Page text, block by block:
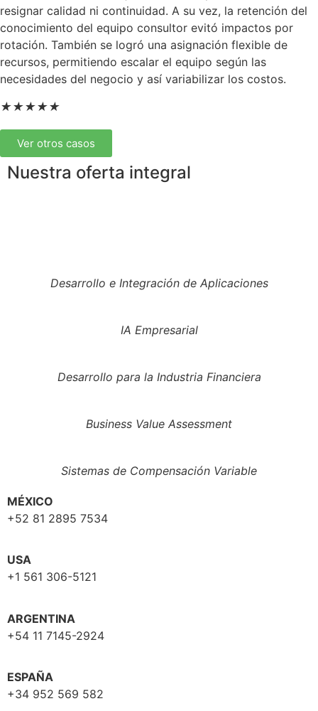
resignar calidad ni continuidad. A su vez, la retención del
conocimiento del equipo consultor evitó impactos por
rotación. También se logró una asignación flexible de
recursos, permitiendo escalar el equipo según las
necesidades del negocio y así variabilizar los costos.
★★★★★
Ver otros casos
Nuestra oferta integral
Desarrollo e Integración de Aplicaciones
IA Empresarial
Desarrollo para la Industria Financiera
Business Value Assessment
Sistemas de Compensación Variable
MÉXICO
+52 81 2895 7534
USA
+1 561 306-5121
ARGENTINA
+54 11 7145-2924
ESPAÑA
+34 952 569 582